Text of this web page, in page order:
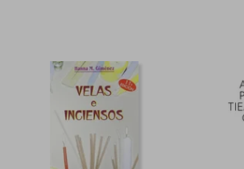
$ 100.000